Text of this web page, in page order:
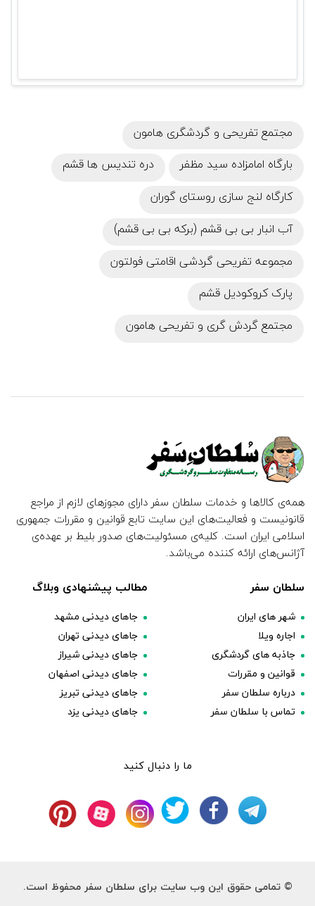
مجتمع تفریحی و گردشگری هامون
بارگاه امامزاده سید مظفر
دره تندیس‌ ها قشم
کارگاه لنج‌ سازی روستای گوران
آب انبار بی بی قشم (برکه بی بی قشم)
مجموعه تفریحی گردشی اقامتی فولتون
پارک کروکودیل قشم
مجتمع گردش گری و تفریحی هامون
همه‌ی کالاها و خدمات سلطان سفر دارای مجوزهای لازم از مراجع
قانونیست و فعالیت‌های این سایت تابع قوانین و مقررات جمهوری
اسلامی ایران است. کلیه‌ی مسئولیت‌های صدور بلیط بر عهده‌ی
آژانس‌های ارائه کننده می‌باشد.
سلطان سفر
شهر های ایران
اجاره ویلا
جاذبه های گردشگری
قوانین و مقررات
درباره سلطان سفر
تماس با سلطان سفر
مطالب پیشنهادی وبلاگ
جاهای دیدنی مشهد
جاهای دیدنی تهران
جاهای دیدنی شیراز
جاهای دیدنی اصفهان
جاهای دیدنی تبریز
جاهای دیدنی یزد
ما را دنبال کنید
© تمامی حقوق این وب سایت برای سلطان سفر محفوظ است.